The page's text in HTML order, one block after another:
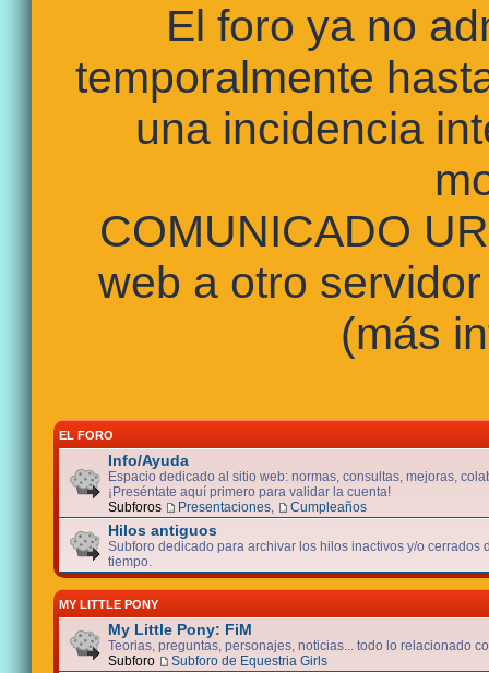
El foro ya no
temporalmente
una incidencia
COMUNICADO
web a otro
(más
EL FORO
Info/Ayuda
Espacio dedicado al sitio web: normas, consultas, mejoras,
¡Preséntate aquí primero para validar la cuenta!
Subforos
Presentaciones Cumpleaños
Hilos antiguos
Subforo dedicado para archivar los hilos inactivos y/o cerrados
tiempo.
MY LITTLE PONY
My Little Pony: FiM
Teorias, preguntas, personajes, noticias... todo lo relacionado
Subforo
Subforo de Equestria Girls